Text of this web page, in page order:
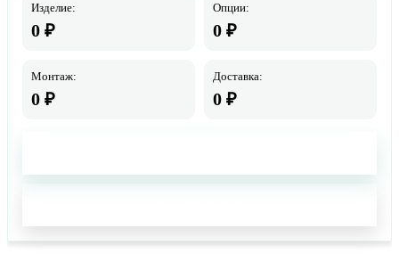
Изделие:
0 ₽
Опции:
0 ₽
Монтаж:
0 ₽
Доставка:
0 ₽